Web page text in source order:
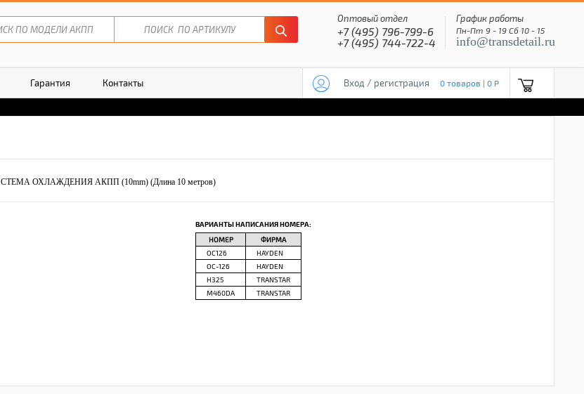
Оптовый отдел
+7 (495) 796-799-6
+7 (495) 744-722-4
График работы
Пн-Пт 9 - 19 Сб 10 - 15
info@transdetail.ru
Гарантия Контакты Вход / регистрация 0 товаров | 0 P
ОХЛАЖДЕНИЯ АКПП (10mm) (Длина 10 метров)
ВАРИАНТЫ НАПИСАНИЯ НОМЕРА:
НОМЕР
ФИРМА
OC126
HAYDEN
OC-126
HAYDEN
H325
TRANSTAR
M460DA
TRANSTAR